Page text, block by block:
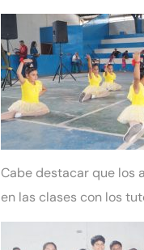
Cabe destacar que los
en las clases con los